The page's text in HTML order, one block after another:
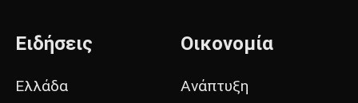
Ειδήσεις
Ελλάδα
Οικονομία
Ανάπτυξη